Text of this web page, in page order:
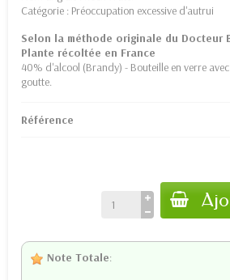
Catégorie : Préoccupation excessive d'autrui
Selon la méthode originale du Docteur
Plante récoltée en France
40% d'alcool (Brandy) - Bouteille en verre
goutte.
Référence
Note Totale: